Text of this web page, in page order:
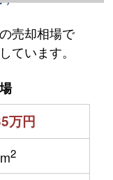
売却相場で
ています。
万円
2